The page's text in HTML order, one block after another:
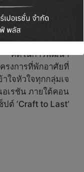
NEXT POST
เอสเตท เผย 3 หลัก
คิดในการพัฒนา
รงการที่พักอาศัยที่
าใจหัวใจทุกกลุ่มเจ
อเรชัน ภายใต้คอน
ปต์ ‘Craft to Last’